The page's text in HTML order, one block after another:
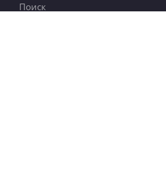
Поиск